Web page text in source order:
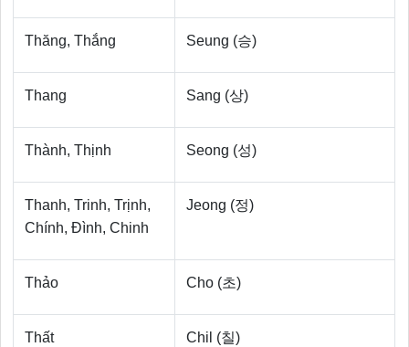
Thăng, Thắng Seung (승)
Thang Sang (상)
Thành, Thịnh Seong (성)
Thanh, Trinh, Trịnh,
Chính, Đình, Chinh
Jeong (정)
Thảo Cho (초)
Thất Chil (칠)